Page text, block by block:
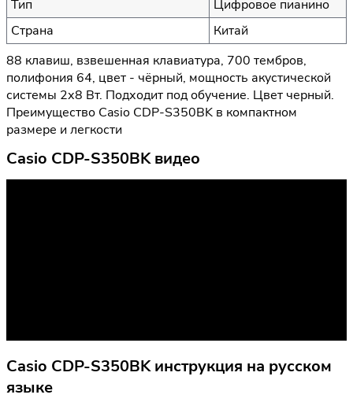
Тип
Цифровое пианино
Страна
Китай
88 клавиш, взвешенная клавиатура, 700 тембров,
полифония 64, цвет - чёрный, мощность акустической
системы 2х8 Вт. Подходит под обучение. Цвет черный.
Преимущество Casio CDP-S350BK в компактном
размере и легкости
Casio CDP-S350BK видео
Casio CDP-S350BK инструкция на русском
языке